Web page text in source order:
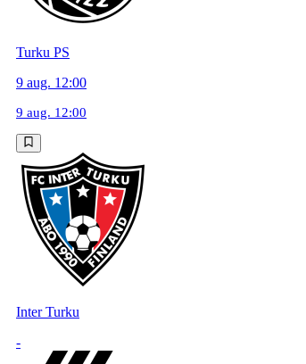
Turku PS
9 aug. 12:00
9 aug. 12:00
Inter Turku
-